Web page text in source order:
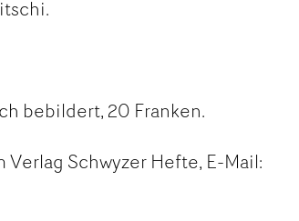
bebildert, 20 Franken.
Schwyzer Hefte, E-Mail: